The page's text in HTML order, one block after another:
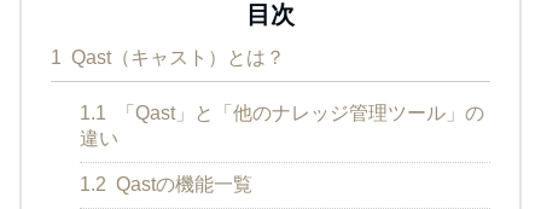
目次
1 Qast（キャスト）とは？
1.1
「Qast」と「他のナレッジ管理ツール」の
違い
1.2 Qastの機能一覧